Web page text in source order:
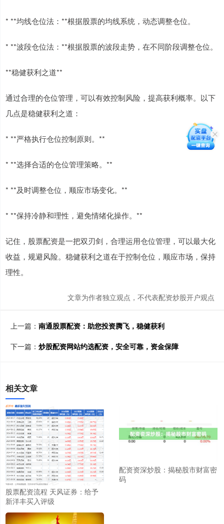
* **均线仓位法：**根据股票的均线系统，动态调整仓位。
* **波段仓位法：**根据股票的波段走势，在不同阶段调整仓位。
**稳健获利之道**
通过合理的仓位管理，可以有效控制风险，提高获利概率。以下
几点是稳健获利之道：
* **严格执行仓位控制原则。**
* **选择合适的仓位管理策略。**
* **及时调整仓位，顺应市场变化。**
* **保持冷静和理性，避免情绪化操作。**
记住，股票配资是一把双刃剑，合理运用仓位管理，可以最大化
收益，规避风险。稳健获利之道在于控制仓位，顺应市场，保持
理性。
文章为作者独立观点，不代表配资炒股开户观点
上一篇： 南通股票配资：助您投资腾飞，稳健获利
下一篇： 炒股配资网站约选配资，安全可靠，资金保障
相关文章
股票配资流程 天风证券：给予
新洋丰买入评级
配资资深炒股：揭秘股市财富密
码